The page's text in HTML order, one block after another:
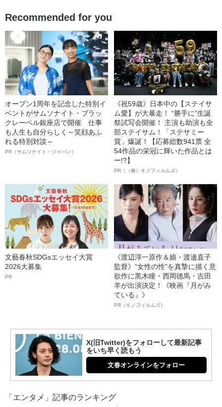
Recommended for you
オープン1周年を記念した特別イ
ベントがサムソナイト・ブラッ
クレーベル銀座店で開催 仕事
も人生も自分らしく～笑顔あふ
れる特別対談～
PR（サムソナイト・ジャパン）
《祝59歳》日本中の【ステイサ
ム愛】が大暴走！ “勝手に”生誕
祭試写会開催！ 主演も助演も全
部ステイサム！「ステサミー
賞」爆誕！【応募総数941票 全
54作品の栄冠に輝いた作品とは
ー!?】
PR（（株）キノフィルムズ）
文藝春秋SDGsエッセイ大賞
2026大募集
PR
《渡辺淳一原作＆娘・渡邉直子
監督》“女性の性”を真摯に描く意
欲作に黒木瞳・西岡德馬・吉田
羊が出演決定！《映画『月がみ
ている』》
PR（キノフィルムズ）
X(旧Twitter)をフォローして最新記事
をいち早く読もう
文春オンラインをフォロー
「エンタメ」記事のランキング